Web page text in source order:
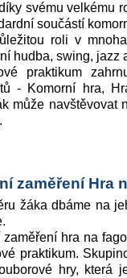
svému velkému
součástí
roli v
hudba, swing, jazz
praktikum
- Komorní hra,
může navštěvovat
zaměření Hra
žáka dbáme na
zaměření hra na
praktikum.
hry, která